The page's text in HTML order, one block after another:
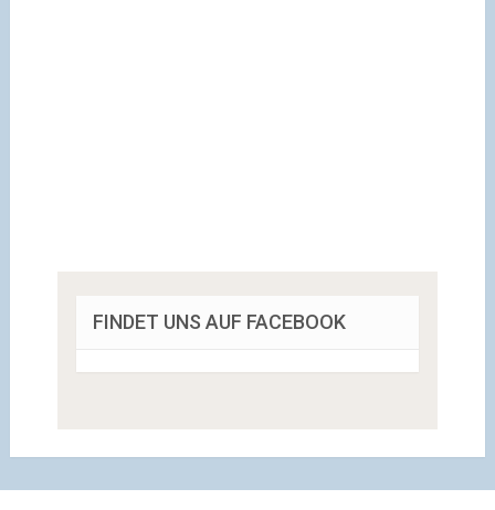
FINDET UNS AUF FACEBOOK